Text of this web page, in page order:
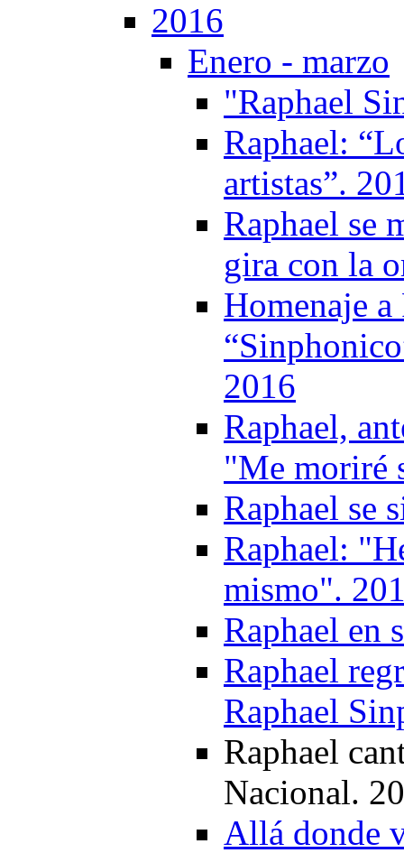
2016
Enero - marzo
"Raphael
Raphael:
artistas”.
Raphael se
gira con la
Homenaje a
2016
Raphael,
"Me moriré
Raphael se
Raphael:
mismo".
Raphael en
Raphael
Raphael
Raphael
Nacional.
Allá donde